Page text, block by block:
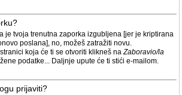
je tvoja trenutna zaporka izgubljena [jer je kriptirana
poslana], no, možeš zatražiti novu.
koja će ti se otvoriti klikneš naZaboravio/la
podatke... Daljnje upute će ti stići e-mailom.
prijaviti?